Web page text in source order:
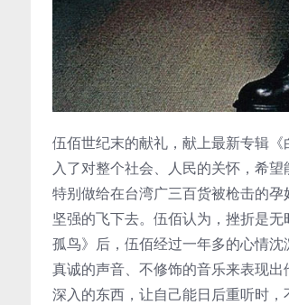
伍佰世纪末的献礼，献上最新专辑
入了对整个社会、人民的关怀，希
特别做给在台湾广三百货被枪击的
坚强的飞下去。伍佰认为，挫折是
孤鸟》后，伍佰经过一年多的心情
真诚的声音、不修饰的音乐来表现
深入的东西，让自己能日后重听时，